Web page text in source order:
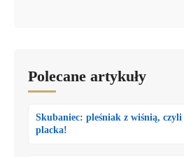
Polecane artykuły
Skubaniec: pleśniak z wiśnią,
placka!